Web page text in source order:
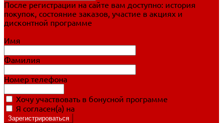
После регистрации на сайте вам доступно: история
покупок, состояние заказов, участие в акциях и
дисконтной программе
Имя
Фамилия
Номер телефона
Хочу участвовать в бонусной программе
Я согласен(а) на